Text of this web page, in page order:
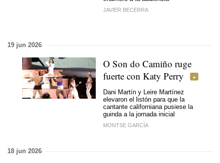
JAVIER BECERRA
19 jun 2026
O Son do Camiño ruge
fuerte con Katy Perry
Dani Martín y Leire Martínez
elevaron el listón para que la
cantante californiana pusiese la
guinda a la jornada inicial
MONTSE GARCÍA
18 jun 2026